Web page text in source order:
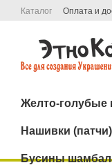
Перейти к основному
Каталог Оплата и
Желто-голубые
Нашивки
Бусины